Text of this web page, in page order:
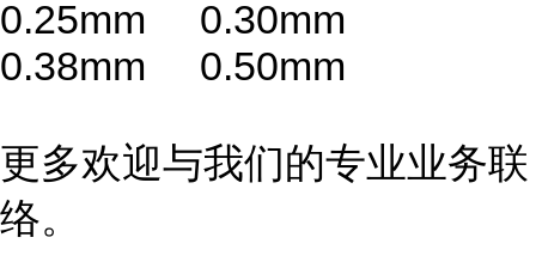
0.25mm 0.30mm
0.38mm 0.50mm
更多欢迎与我们的专业业务联
络。